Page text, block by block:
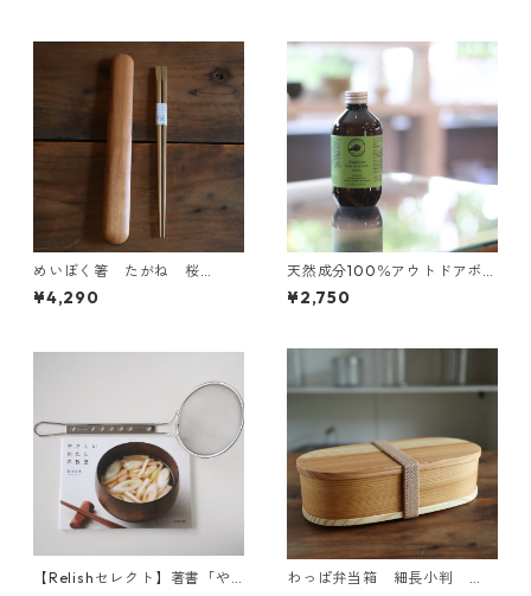
めいぼく箸 たがね 桜
（大）と箸箱のセット
¥4,290
天然成分100％アウトドアボデ
ィスプレー 200ml 詰め替え
用
¥2,750
【Relishセレクト】著書「や
わっぱ弁当箱 細長小判